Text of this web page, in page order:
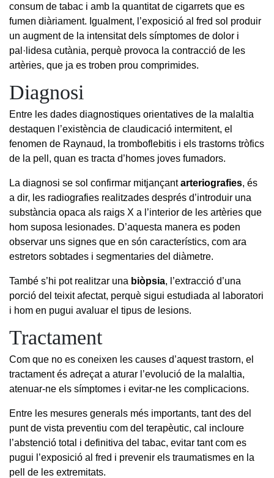
consum de tabac i amb la quantitat de cigarrets que es
fumen diàriament. Igualment, l’exposició al fred sol produir
un augment de la intensitat dels símptomes de dolor i
pal·lidesa cutània, perquè provoca la contracció de les
artèries, que ja es troben prou comprimides.
Diagnosi
Entre les dades diagnostiques orientatives de la malaltia
destaquen l’existència de claudicació intermitent, el
fenomen de Raynaud, la tromboflebitis i els trastorns tròfics
de la pell, quan es tracta d’homes joves fumadors.
La diagnosi se sol confirmar mitjançantarteriografies, és
a dir, les radiografies realitzades després d’introduir una
substància opaca als raigs X a l’interior de les artèries que
hom suposa lesionades. D’aquesta manera es poden
observar uns signes que en són característics, com ara
estretors sobtades i segmentaries del diàmetre.
També s’hi pot realitzar una biòpsia, l’extracció d’una
porció del teixit afectat, perquè sigui estudiada al laboratori
i hom en pugui avaluar el tipus de lesions.
Tractament
Com que no es coneixen les causes d’aquest trastorn, el
tractament és adreçat a aturar l’evolució de la malaltia,
atenuar-ne els símptomes i evitar-ne les complicacions.
Entre les mesures generals més importants, tant des del
punt de vista preventiu com del terapèutic, cal incloure
l’abstenció total i definitiva del tabac, evitar tant com es
pugui l’exposició al fred i prevenir els traumatismes en la
pell de les extremitats.